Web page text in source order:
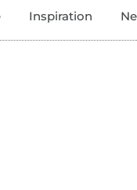
Inspiration